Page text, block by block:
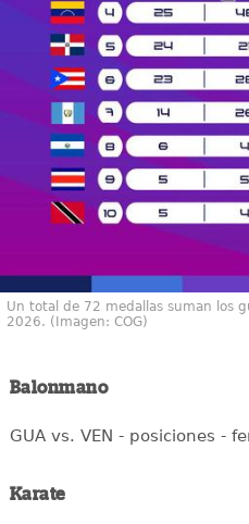
Un total de 72 medallas suman los
2026. (Imagen: COG)
Balonmano
GUA vs. VEN - posiciones -
Karate